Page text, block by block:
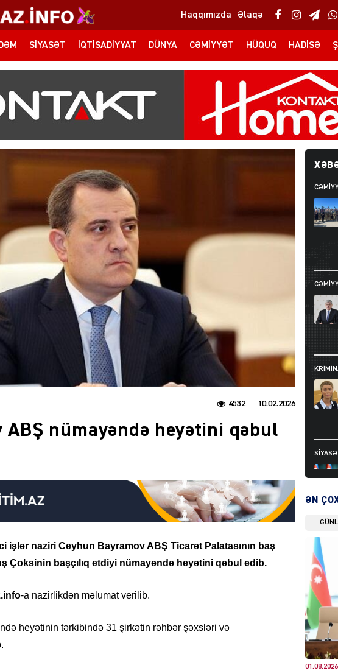
Haqqımızda Əlaqə
SIYASƏT İQTISADIYYAT DÜNYA CƏMIYYƏT HÜQUQ HADISƏ
10.02.2026
4532
ABŞ nümayəndə heyətini qəbul
işlər naziri Ceyhun Bayramov ABŞ Ticarət Palatasının baş
Çoksinin başçılıq etdiyi nümayəndə heyətini qəbul edib.
-a nazirlikdən məlumat verilib.
heyətinin tərkibində 31 şirkətin rəhbər şəxsləri və
DÜNYA
DÜNYA
ƏN
01.08.2026